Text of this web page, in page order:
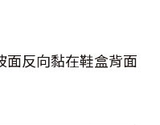
面反向黏在鞋盒背面